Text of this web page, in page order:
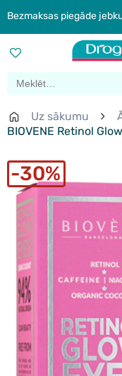
Bezmaksas piegāde
Uz sākumu
BIOVENE Retinol
30%